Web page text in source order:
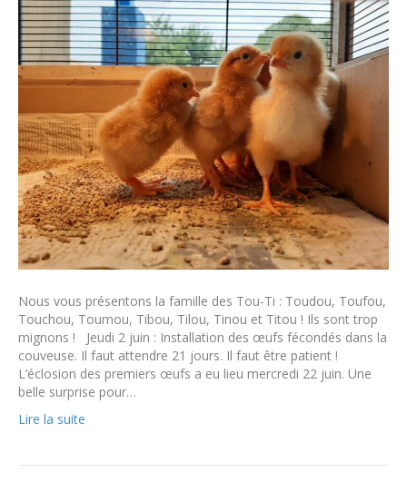
Nous vous présentons la famille des Tou-Ti : Toudou, Toufou,
Touchou, Toumou, Tibou, Tilou, Tinou et Titou ! Ils sont trop
mignons ! Jeudi 2 juin : Installation des œufs fécondés dans la
couveuse. Il faut attendre 21 jours. Il faut être patient !
L’éclosion des premiers œufs a eu lieu mercredi 22 juin. Une
belle surprise pour…
Lire la suite